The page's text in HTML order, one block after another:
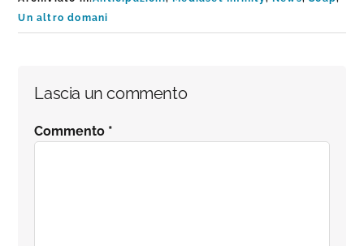
Un altro domani
Interazioni
del
Lascia un commento
Commento *